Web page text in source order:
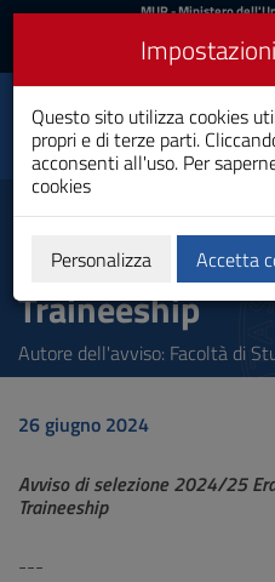
Vai
al
navigazione
del
sito
Vai
Footer
MIUR
Accedi
MUR- Ministero
Accedi
Toggle
navigation
Università
Studi di
Avviso di
Erasmus+ ed
Traineeship
Autore dell'avviso: Facoltà di
26 giugno 2024
Avviso di selezione 2024/25
Traineeship
---
Questo sito utilizza cookies
propri e di terze parti.
acconsenti all'uso. Per
cookies
Personalizza Accetta